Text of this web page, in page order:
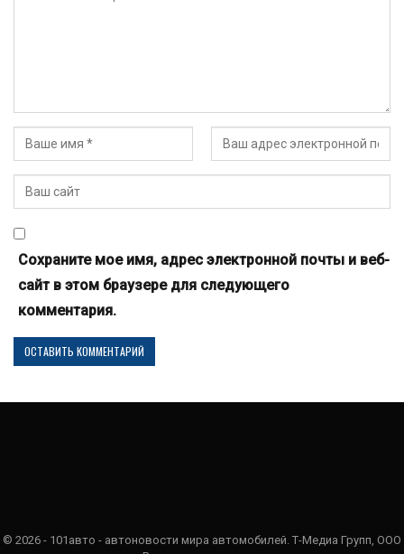
Сохраните мое имя, адрес электронной почты и веб-
сайт в этом браузере для следующего
комментария.
© 2026 - 101авто - автоновости мира автомобилей. Т-Медиа Групп, ООО